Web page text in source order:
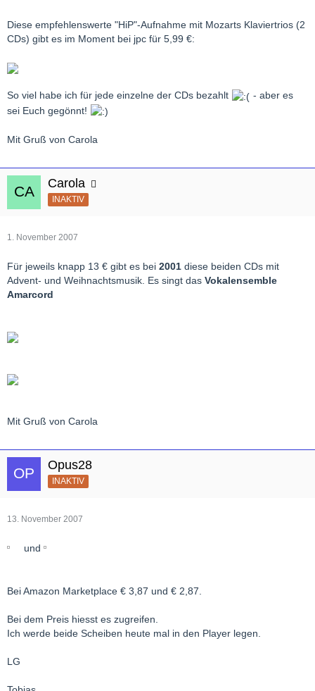
Diese empfehlenswerte "HiP"-Aufnahme mit Mozarts Klaviertrios (2
CDs) gibt es im Moment bei jpc für 5,99 €:
So viel habe ich für jede einzelne der CDs bezahlt
- aber es
sei Euch gegönnt!
Mit Gruß von Carola
Carola
INAKTIV
1. November 2007
Für jeweils knapp 13 € gibt es bei 2001 diese beiden CDs mit
Advent- und Weihnachtsmusik. Es singt das Vokalensemble
Amarcord
Mit Gruß von Carola
Opus28
INAKTIV
13. November 2007
und
Bei Amazon Marketplace € 3,87 und € 2,87.
Bei dem Preis hiesst es zugreifen.
Ich werde beide Scheiben heute mal in den Player legen.
LG